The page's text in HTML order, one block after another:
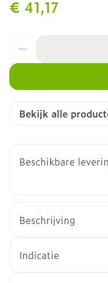
€ 41,17
Bekijk alle
Beschikbare
Beschrijving
Indicatie